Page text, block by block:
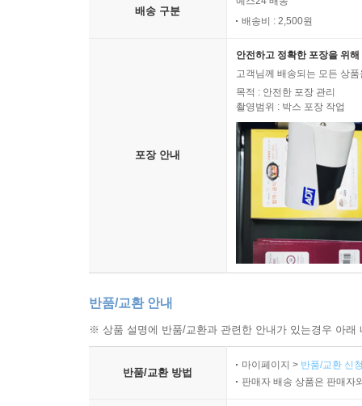
배송 구분
배송비 : 2,500원
포장 안내
안전하고 정확한 포장을 위
고객님께 배송되는 모든 상
목적 : 안전한 포장 관리
촬영범위 : 박스 포장 작업
반품/교환 안내
※ 상품 설명에 반품/교환과 관련한 안내가 있는경우 아
반품/교환 방법
마이페이지 > 반품/교환 신
판매자 배송 상품은 판매자